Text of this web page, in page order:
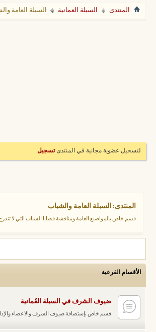
المنتدى السبلة العمانية السبلة العامة
لتسجيل عضوية مجانية في المنتدىتسجيل
المنتدى: السبلة العامة والشباب
قسم خاص بالمواضيع العامة ومناقشة قضايا الشباب التي لا
الأقسام الفرعية
ضيوف الشرف في السبلة العُمانية
قسم خاص بإستضافة ضيوف الشرف والاعضاء